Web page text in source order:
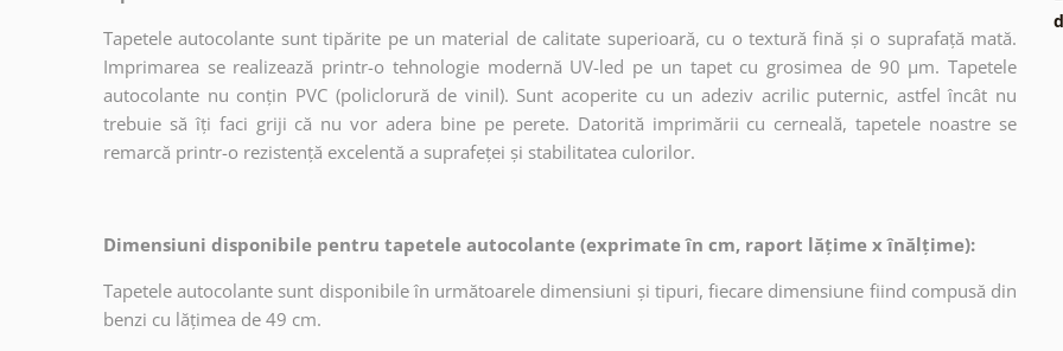
Tapetele autocolante sunt tipărite pe un material de calitate superioară, cu o textură fină și o suprafață mată.
Imprimarea se realizează printr-o tehnologie modernă UV-led pe un tapet cu grosimea de 90 µm. Tapetele
autocolante nu conțin PVC (policlorură de vinil). Sunt acoperite cu un adeziv acrilic puternic, astfel încât nu
trebuie să îți faci griji că nu vor adera bine pe perete. Datorită imprimării cu cerneală, tapetele noastre se
remarcă printr-o rezistență excelentă a suprafeței și stabilitatea culorilor.
Dimensiuni disponibile pentru tapetele autocolante (exprimate în cm, raport lățime x înălțime):
Tapetele autocolante sunt disponibile în următoarele dimensiuni și tipuri, fiecare dimensiune fiind compusă din
benzi cu lățimea de 49 cm.